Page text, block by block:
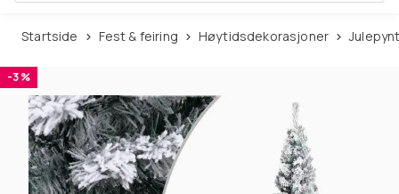
Startside Fest & feiring Høytidsdekorasjoner
-3 %